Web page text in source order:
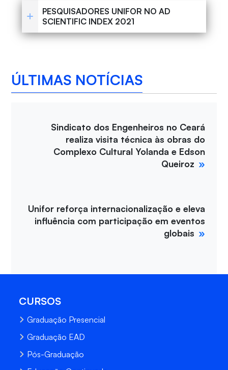
PESQUISADORES UNIFOR NO AD
SCIENTIFIC INDEX 2021
ÚLTIMAS NOTÍCIAS
Sindicato dos Engenheiros no Ceará
realiza visita técnica às obras do
Complexo Cultural Yolanda e Edson
Queiroz
Unifor reforça internacionalização e eleva
influência com participação em eventos
globais
CURSOS
Graduação Presencial
Graduação EAD
Pós-Graduação